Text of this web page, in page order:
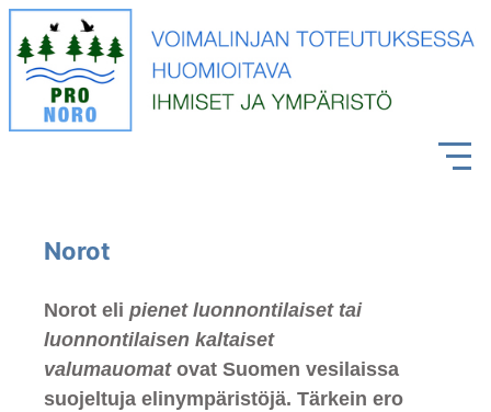
Norot
Norot eli pienet luonnontilaiset tai
luonnontilaisen kaltaiset
valumauomat ovat Suomen vesilaissa
suojeltuja elinympäristöjä. Tärkein ero